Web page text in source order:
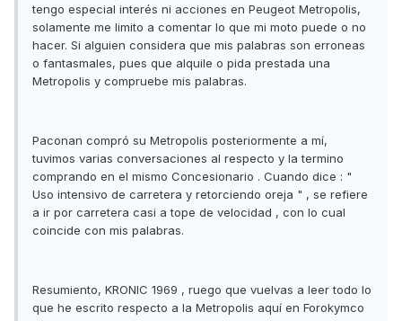
tengo especial interés ni acciones en Peugeot Metropolis,
solamente me limito a comentar lo que mi moto puede o no
hacer. Si alguien considera que mis palabras son erroneas
o fantasmales, pues que alquile o pida prestada una
Metropolis y compruebe mis palabras.
Paconan compró su Metropolis posteriormente a mí,
tuvimos varias conversaciones al respecto y la termino
comprando en el mismo Concesionario . Cuando dice : "
Uso intensivo de carretera y retorciendo oreja " , se refiere
a ir por carretera casi a tope de velocidad , con lo cual
coincide con mis palabras.
Resumiento, KRONIC 1969 , ruego que vuelvas a leer todo lo
que he escrito respecto a la Metropolis aquí en Forokymco